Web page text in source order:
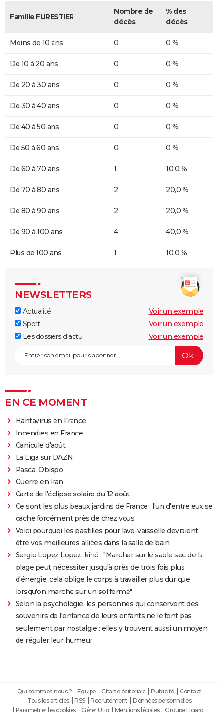
Famille FURESTIER
Nombre de
décès
% des
décès
Moins de 10 ans 0 0 %
De 10 à 20 ans 0 0 %
De 20 à 30 ans 0 0 %
De 30 à 40 ans 0 0 %
De 40 à 50 ans 0 0 %
De 50 à 60 ans 0 0 %
De 60 à 70 ans 1 10,0 %
De 70 à 80 ans 2 20,0 %
De 80 à 90 ans 2 20,0 %
De 90 à 100 ans 4 40,0 %
Plus de 100 ans 1 10,0 %
NEWSLETTERS
Actualité
Voir un exemple
Sport
Voir un exemple
Les dossiers d'actu
Voir un exemple
EN CE MOMENT
Hantavirus en France
Incendies en France
Canicule d'août
La Liga sur DAZN
Pascal Obispo
Guerre en Iran
Carte de l'éclipse solaire du 12 août
Ce sont les plus beaux jardins de France : l'un d'entre eux se
cache forcément près de chez vous
Voici pourquoi les pastilles pour lave-vaisselle devraient
être vos meilleures alliées dans la salle de bain
Sergio Lopez Lopez, kiné : "Marcher sur le sable sec de la
plage peut nécessiter jusqu'à près de trois fois plus
d'énergie, cela oblige le corps à travailler plus dur que
lorsqu'on marche sur un sol ferme"
Selon la psychologie, les personnes qui conservent des
souvenirs de l'enfance de leurs enfants ne le font pas
seulement par nostalgie : elles y trouvent aussi un moyen
de réguler leur humeur
Qui sommes-nous ? Equipe Charte éditoriale Publicité
Contact
Tous les articles
RSS Recrutement
Données personnelles
Paramétrer les cookies
Gérer Utiq Mentions légales Groupe Figaro